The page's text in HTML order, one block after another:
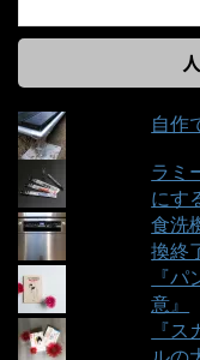
自作
ラミ
にす
食洗
換終
『
意』
『